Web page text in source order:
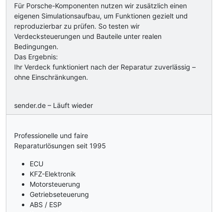
Für Porsche-Komponenten nutzen wir zusätzlich einen
eigenen Simulationsaufbau, um Funktionen gezielt und
reproduzierbar zu prüfen. So testen wir
Verdecksteuerungen und Bauteile unter realen
Bedingungen.
Das Ergebnis:
Ihr Verdeck funktioniert nach der Reparatur zuverlässig –
ohne Einschränkungen.
sender.de – Läuft wieder
Professionelle und faire
Reparaturlösungen seit 1995
ECU
KFZ-Elektronik
Motorsteuerung
Getriebseteuerung
ABS / ESP